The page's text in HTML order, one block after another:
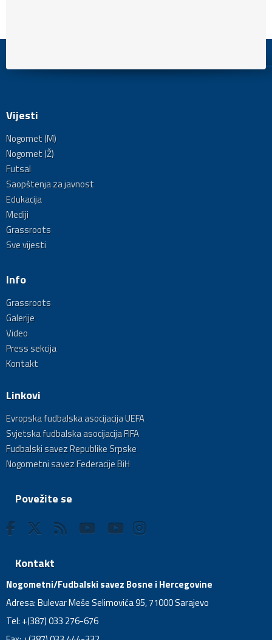
Vijesti
Nogomet (M)
Nogomet (Ž)
Futsal
Saopštenja za javnost
Edukacija
Mediji
Grassroots
Sve vijesti
Info
Grassroots
Galerije
Video
Press sekcija
Kontakt
Linkovi
Evropska fudbalska asocijacija UEFA
Svjetska fudbalska asocijacija FIFA
Fudbalski savez Republike Srpske
Nogometni savez Federacije BiH
Povežite se
Kontakt
Nogometni/Fudbalski savez Bosne i Hercegovine
Adresa: Bulevar Meše Selimovića 95, 71000 Sarajevo
Tel: +(387) 033 276-676